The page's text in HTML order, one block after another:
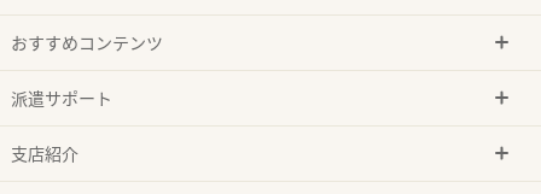
おすすめコンテンツ
派遣サポート
支店紹介